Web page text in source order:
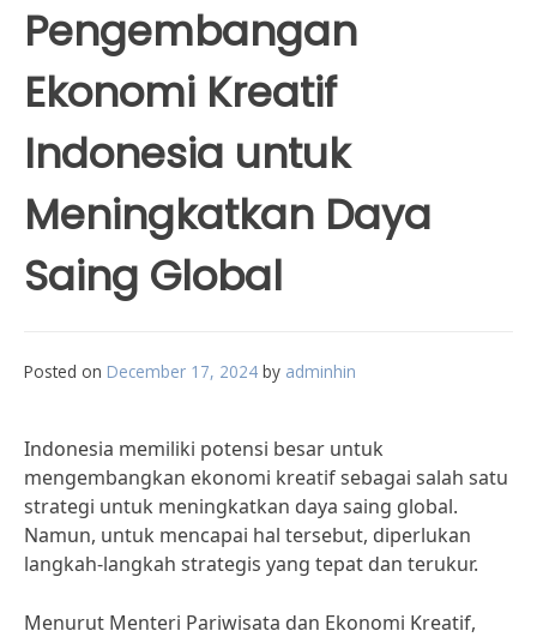
Pengembangan
Ekonomi Kreatif
Indonesia untuk
Meningkatkan Daya
Saing Global
Posted on December 17, 2024 by adminhin
Indonesia memiliki potensi besar untuk
mengembangkan ekonomi kreatif sebagai salah satu
strategi untuk meningkatkan daya saing global.
Namun, untuk mencapai hal tersebut, diperlukan
langkah-langkah strategis yang tepat dan terukur.
Menurut Menteri Pariwisata dan Ekonomi Kreatif,